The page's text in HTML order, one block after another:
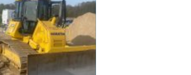
deres grund enten
gennem ny indkørsel,
terrasse, støbearbejde,
nedbrydning elle...